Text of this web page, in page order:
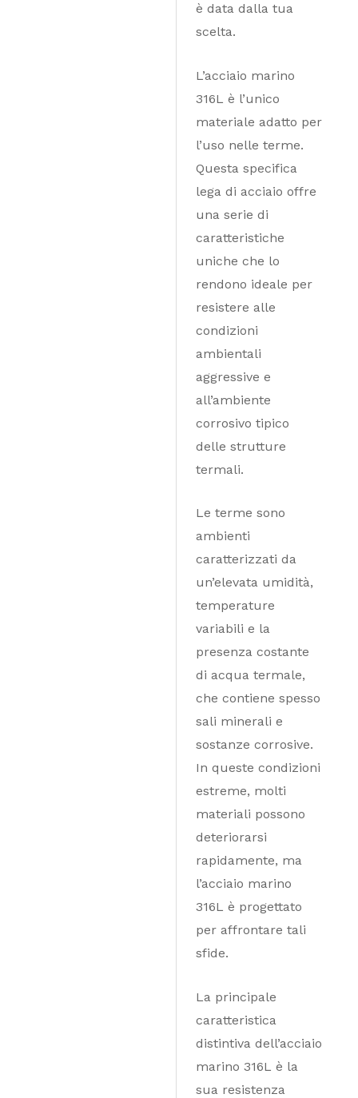
è data dalla tua
scelta.
L’acciaio marino
316L è l’unico
materiale adatto per
l’uso nelle terme.
Questa specifica
lega di acciaio offre
una serie di
caratteristiche
uniche che lo
rendono ideale per
resistere alle
condizioni
ambientali
aggressive e
all’ambiente
corrosivo tipico
delle strutture
termali.
Le terme sono
ambienti
caratterizzati da
un’elevata umidità,
temperature
variabili e la
presenza costante
di acqua termale,
che contiene spesso
sali minerali e
sostanze corrosive.
In queste condizioni
estreme, molti
materiali possono
deteriorarsi
rapidamente, ma
l’acciaio marino
316L è progettato
per affrontare tali
sfide.
La principale
caratteristica
distintiva dell’acciaio
marino 316L è la
sua resistenza